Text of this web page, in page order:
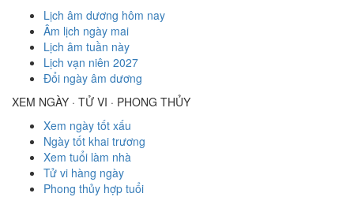
Lịch âm dương hôm nay
Âm lịch ngày mai
Lịch âm tuần này
Lịch vạn niên 2027
Đổi ngày âm dương
XEM NGÀY · TỬ VI · PHONG THỦY
Xem ngày tốt xấu
Ngày tốt khai trương
Xem tuổi làm nhà
Tử vi hàng ngày
Phong thủy hợp tuổi